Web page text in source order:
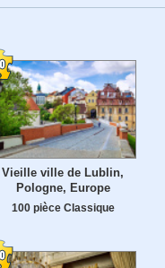
Vieille ville de Lublin,
Pologne, Europe
100 pièce Classique